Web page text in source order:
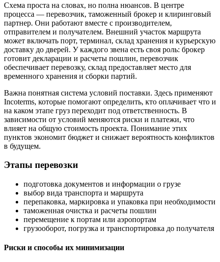
Схема проста на словах, но полна нюансов. В центре
процесса — перевозчик, таможенный брокер и клиринговый
партнер. Они работают вместе с производителем,
отправителем и получателем. Внешний участок маршрута
может включать порт, терминал, склад хранения и курьерскую
доставку до дверей. У каждого звена есть своя роль: брокер
готовит декларации и расчеты пошлин, перевозчик
обеспечивает перевозку, склад предоставляет место для
временного хранения и сборки партий.
Важна понятная система условий поставки. Здесь применяют
Incoterms, которые помогают определить, кто оплачивает что и
на каком этапе груз переходит под ответственность. В
зависимости от условий меняются риски и платежи, что
влияет на общую стоимость проекта. Понимание этих
пунктов экономит бюджет и снижает вероятность конфликтов
в будущем.
Этапы перевозки
подготовка документов и информации о грузе
выбор вида транспорта и маршрута
перепаковка, маркировка и упаковка при необходимости
таможенная очистка и расчеты пошлин
перемещение к портам или аэропортам
грузооборот, погрузка и транспортировка до получателя
Риски и способы их минимизации